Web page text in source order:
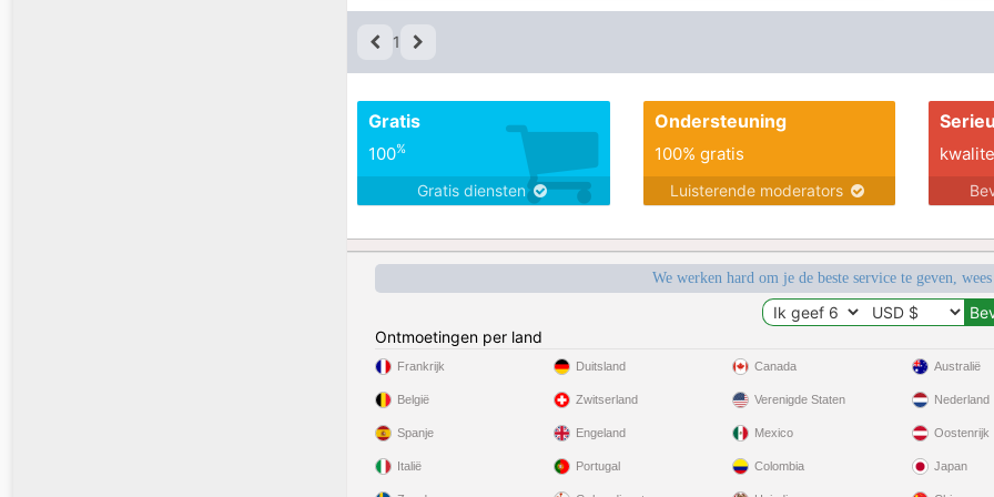
1
Gratis
100%
Gratis diensten
Ondersteuning
100% gratis
Luisterende moderators
We werken hard om je de beste service te geven,
Ontmoetingen per land
Frankrijk
België
Spanje
Italië
Duitsland
Zwitserland
Engeland
Portugal
Canada
Verenigde Staten
Mexico
Colombia
Australië
Nederland
Oostenrijk
Japan